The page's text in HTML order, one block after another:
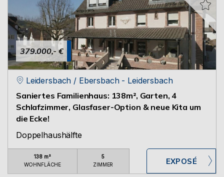
379.000,- €
Leidersbach / Ebersbach - Leidersbach
Saniertes Familienhaus: 138m², Garten, 4
Schlafzimmer, Glasfaser-Option & neue Kita um
die Ecke!
Doppelhaushälfte
138 m²
WOHNFLÄCHE
5
ZIMMER